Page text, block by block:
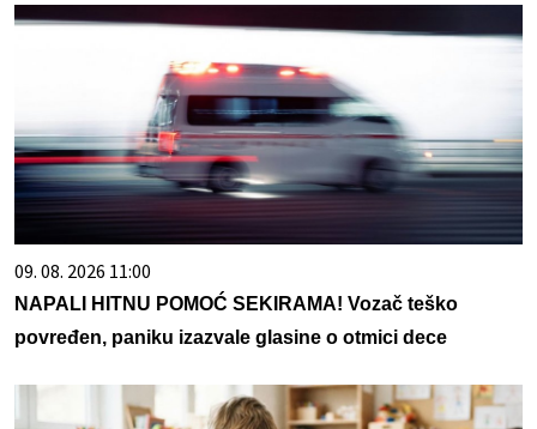
09. 08. 2026 11:00
NAPALI HITNU POMOĆ SEKIRAMA! Vozač teško
povređen, paniku izazvale glasine o otmici dece